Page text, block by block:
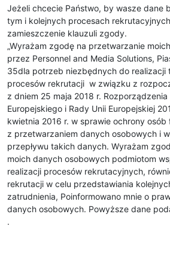
Jeżeli chcecie Państwo, by wasze dane
tym i kolejnych procesach
zamieszczenie klauzuli zgody.
„Wyrażam zgodę na przetwarzanie
przez Personnel and Media Solutions,
35dla potrzeb niezbędnych do realizacji
procesów rekrutacji w związku z
z dniem 25 maja 2018 r. Rozporządzenia
Europejskiego i Rady Unii Europejskiej
kwietnia 2016 r. w sprawie ochrony
z przetwarzaniem danych osobowych i
przepływu takich danych. Wyrażam
moich danych osobowych podmiotom
realizacji procesów rekrutacyjnych,
rekrutacji w celu przedstawiania
zatrudnienia, Poinformowano mnie o
danych osobowych. Powyższe dane
.